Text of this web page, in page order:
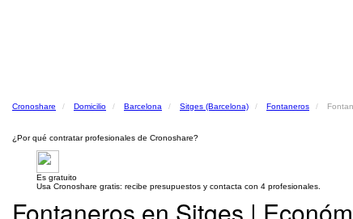
Cronoshare Domicilio Barcelona Sitges (Barcelona) Fontaneros
¿Por qué contratar profesionales de Cronoshare?
Es gratuito
Usa Cronoshare gratis: recibe presupuestos y contacta con 4 profesionales.